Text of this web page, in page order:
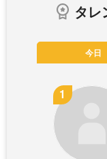
タレ
今日